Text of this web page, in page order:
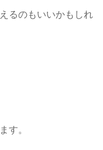
るのもいいかもしれ
す。